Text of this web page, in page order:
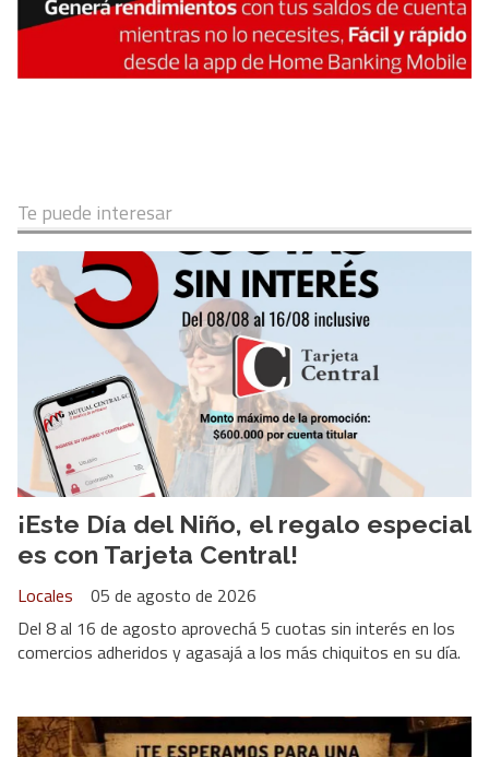
Te puede interesar
¡Este Día del Niño, el regalo especial
es con Tarjeta Central!
Locales
05 de agosto de 2026
Del 8 al 16 de agosto aprovechá 5 cuotas sin interés en los
comercios adheridos y agasajá a los más chiquitos en su día.